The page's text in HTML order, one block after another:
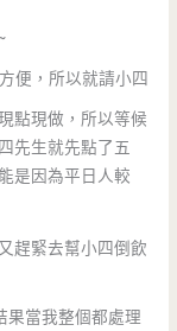
便，所以就請小四
點現做，所以等候
先生就先點了五
是因為平日人較
趕緊去幫小四倒飲
果當我整個都處理